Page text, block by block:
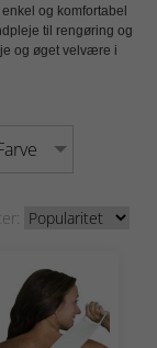
og komfortabel
til rengøring og
og øget velvære i